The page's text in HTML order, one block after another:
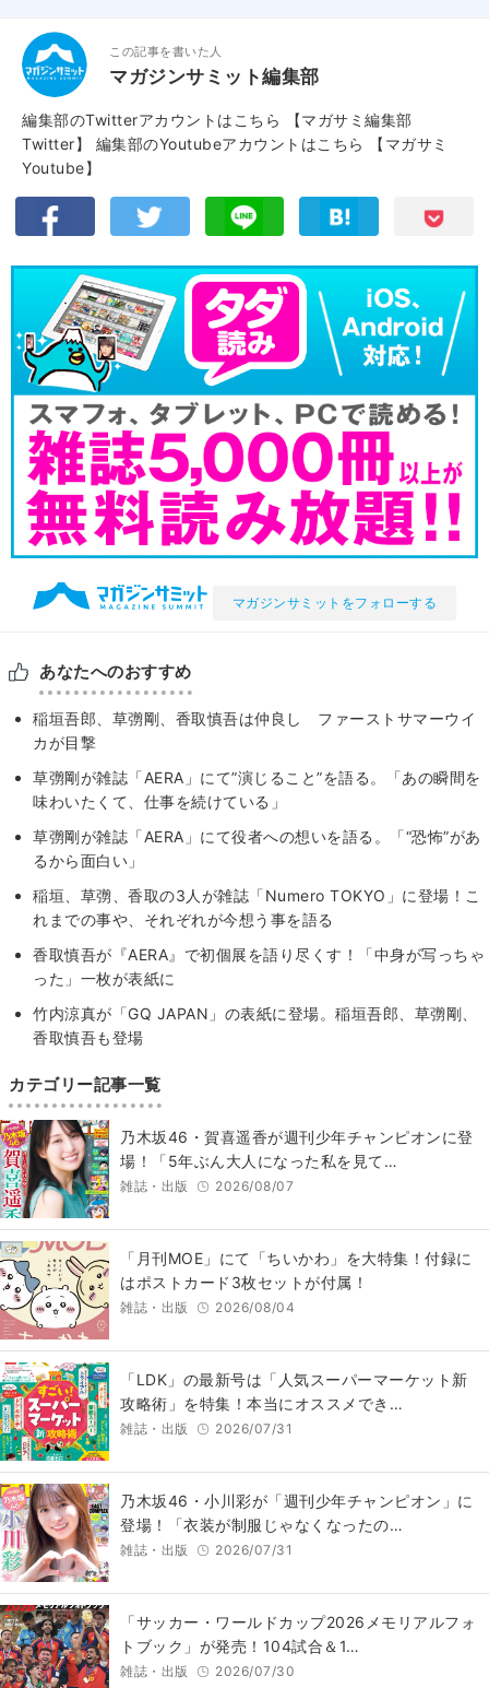
この記事を書いた人
マガジンサミット編集部
編集部のTwitterアカウントはこちら
【マガサミ編集部
Twitter】
編集部のYoutubeアカウントはこちら
【マガサミ
Youtube】
マガジンサミットをフォローする
あなたへのおすすめ
稲垣吾郎、草彅剛、香取慎吾は仲良し ファーストサマーウイ
カが目撃
草彅剛が雑誌「AERA」にて”演じること”を語る。「あの瞬間を
味わいたくて、仕事を続けている」
草彅剛が雑誌「AERA」にて役者への想いを語る。「“恐怖”があ
るから面白い」
稲垣、草彅、香取の3人が雑誌「Numero TOKYO」に登場！こ
れまでの事や、それぞれが今想う事を語る
香取慎吾が『AERA』で初個展を語り尽くす！「中身が写っちゃ
った」一枚が表紙に
竹内涼真が「GQ JAPAN」の表紙に登場。稲垣吾郎、草彅剛、
香取慎吾も登場
カテゴリー記事一覧
乃木坂46・賀喜遥香が週刊少年チャンピオンに登
場！「5年ぶん大人になった私を見て…
雑誌・出版 2026/08/07
「月刊MOE」にて「ちいかわ」を大特集！付録に
はポストカード3枚セットが付属！
雑誌・出版 2026/08/04
「LDK」の最新号は「人気スーパーマーケット新
攻略術」を特集！本当にオススメでき…
雑誌・出版 2026/07/31
乃木坂46・小川彩が「週刊少年チャンピオン」に
登場！「衣装が制服じゃなくなったの…
雑誌・出版 2026/07/31
「サッカー・ワールドカップ2026メモリアルフォ
トブック」が発売！104試合＆1…
雑誌・出版 2026/07/30